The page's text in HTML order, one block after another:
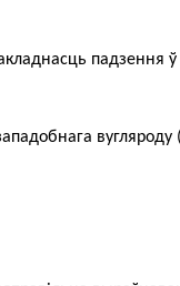
падзення